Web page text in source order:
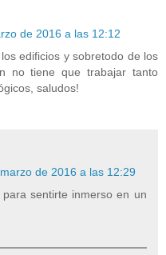
de 2016 a las 12:12
edificios y sobretodo de los
no tiene que trabajar tanto
saludos!
de 2016 a las 12:29
sentirte inmerso en un